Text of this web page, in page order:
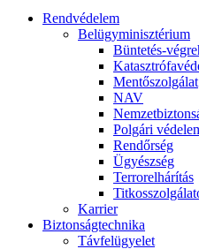
Rendvédelem
Belügyminisztérium
Büntetés-
Mentőszolgálat
NAV
Polgári
Rendőrség
Ügyészség
Terrorelhárítás
Karrier
Biztonságtechnika
Távfelügyelet